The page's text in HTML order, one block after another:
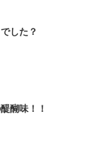
した？
醐味！！